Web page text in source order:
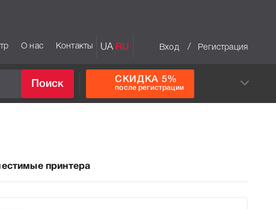
О нас Контакты UA RU Вход / Регистрация
Поиск СКИДКА 5%
после регистрации
принтера